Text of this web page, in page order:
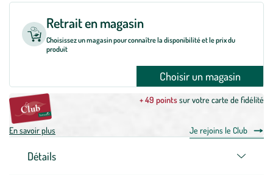
Retrait en magasin
Choisissez un magasin pour connaître la disponibilité et le prix du
produit
Choisir un magasin
+ 49 pointssur votre carte de fidélité
En savoir plus Je rejoins le Club
Détails